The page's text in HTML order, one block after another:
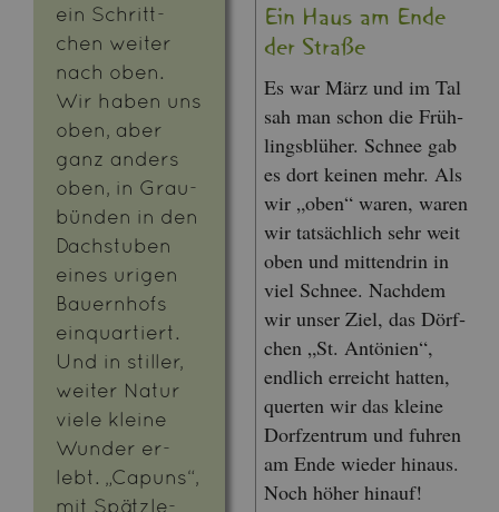
ein Schritt­
chen wei­ter
nach oben.
Wir haben uns
oben, aber
ganz an­ders
oben, in Grau­
bün­den in den
Dach­stu­ben
eines uri­gen
Bau­ern­hofs
ein­quar­tiert.
Und in stil­ler,
wei­ter Natur
viele klei­ne
Wun­der er­
lebt. „Ca­puns“,
mit Spätz­le­
Ein Haus am Ende
der Stra­ße
Es war März und im Tal
sah man schon die Früh­
lings­blü­her. Schnee gab
es dort kei­nen mehr. Als
wir „oben“ waren, waren
wir tat­säch­lich sehr weit
oben und mit­ten­drin in
viel Schnee. Nach­dem
wir unser Ziel, das Dörf­
chen „St. An­tö­ni­en“,
end­lich er­reicht hat­ten,
quer­ten wir das klei­ne
Dorf­zen­trum und fuh­ren
am Ende wie­der hin­aus.
Noch höher hin­auf!